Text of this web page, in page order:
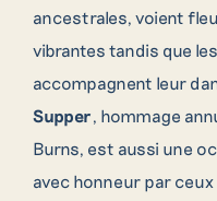
ancestrales, voient
vibrantes tandis que
accompagnent leur
Supper , hommage
Burns, est aussi une
avec honneur par